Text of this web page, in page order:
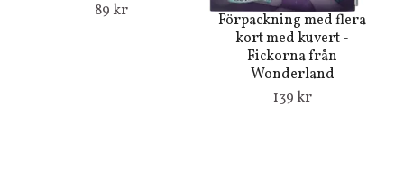
89 kr
Förpackning med flera
kort med kuvert -
Fickorna från
Wonderland
139 kr